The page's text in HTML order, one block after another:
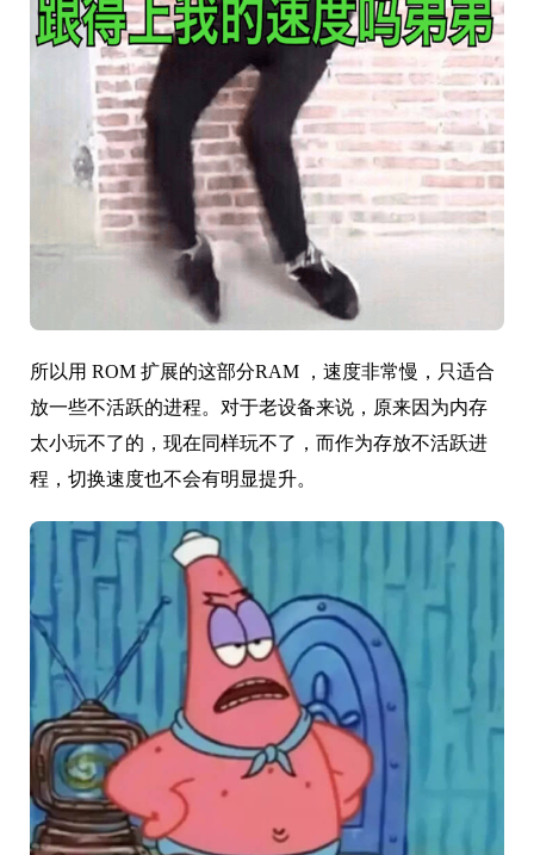
所以用 ROM 扩展的这部分RAM ，速度非常慢，只适合
放一些不活跃的进程。对于老设备来说，原来因为内存
太小玩不了的，现在同样玩不了，而作为存放不活跃进
程，切换速度也不会有明显提升。